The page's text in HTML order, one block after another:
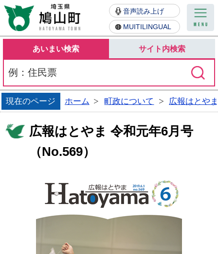
鳩山町
音声読み上げ
MUITILINGUAL
あいまい検索 サイト内検索
現在のページ ホーム 町政について 広報はとや
広報はとやま 令和元年6月号
（No.569）